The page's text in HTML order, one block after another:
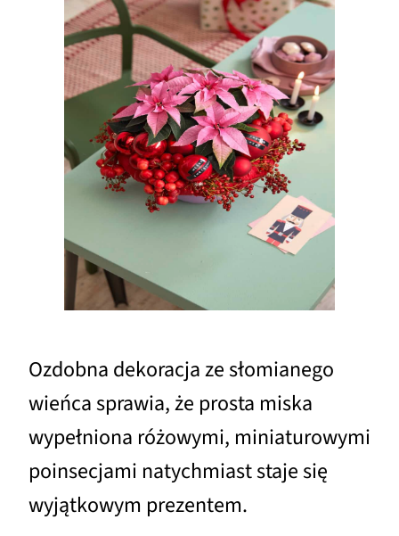
Ozdobna dekoracja ze słomianego
wieńca sprawia, że prosta miska
wypełniona różowymi, miniaturowymi
poinsecjami natychmiast staje się
wyjątkowym prezentem.